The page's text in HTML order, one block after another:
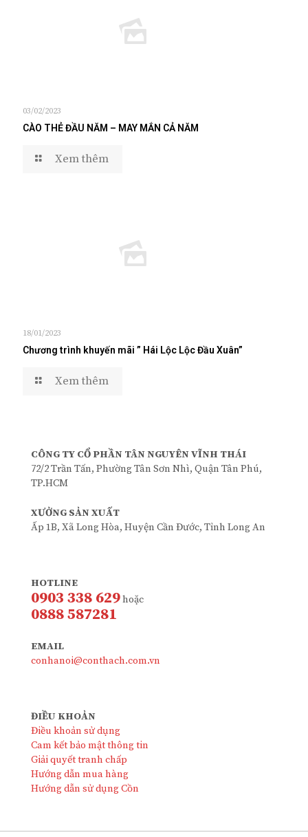
03/02/2023
CÀO THẺ ĐẦU NĂM – MAY MẮN CẢ NĂM
Xem thêm
18/01/2023
Chương trình khuyến mãi ” Hái Lộc Lộc Đầu Xuân”
Xem thêm
CÔNG TY CỔ PHẦN TÂN NGUYÊN VĨNH THÁI
72/2 Trần Tấn, Phường Tân Sơn Nhì, Quận Tân Phú,
TP.HCM
XƯỞNG SẢN XUẤT
Ấp 1B, Xã Long Hòa, Huyện Cần Đước, Tỉnh Long An
HOTLINE
0903 338 629hoặc
0888 587281
EMAIL
conhanoi@conthach.com.vn
ĐIỀU KHOẢN
Điều khoản sử dụng
Cam kết bảo mật thông tin
Giải quyết tranh chấp
Hướng dẫn mua hàng
Hướng dẫn sử dụng Cồn